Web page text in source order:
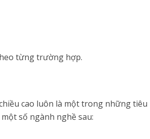
từng trường hợp.
cao luôn là một trong những tiêu
số ngành nghề sau: